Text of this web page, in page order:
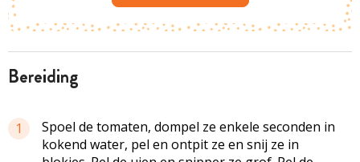
bereiding
1
Spoel de tomaten, dompel ze enkele seconden in
kokend water, pel en ontpit ze en snij ze in